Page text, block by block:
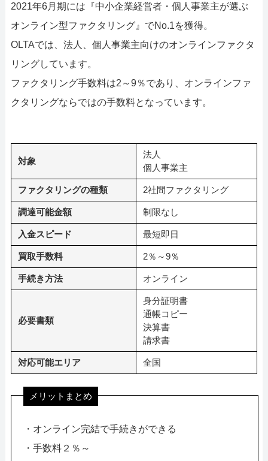
2021年6月期には『中小企業経営者・個人事業主が選ぶ
オンライン型ファクタリング』でNo.1を獲得。
OLTAでは、法人、個人事業主向けのオンラインファクタ
リングしています。
ファクタリング手数料は2～9％であり、オンラインファ
クタリングならではの手数料となっています。
対象
法人
個人事業主
ファクタリングの種類 2社間ファクタリング
調達可能金額 制限なし
入金スピード 最短即日
買取手数料 2％～9％
手続き方法 オンライン
必要書類
身分証明書
通帳コピー
決算書
請求書
対応可能エリア 全国
メリットまとめ
・オンライン完結で手続きができる
・手数料２％～